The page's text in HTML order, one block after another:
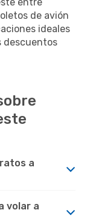
de avión
ideales
descuentos
a
volar a